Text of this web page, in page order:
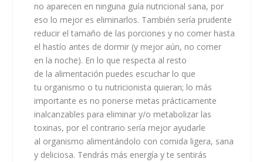
no aparecen en ninguna guía nutricional sana, por
eso lo mejor es eliminarlos. También sería prudente
reducir el tamaño de las porciones y no comer hasta
el hastío antes de dormir (y mejor aún, no comer
en la noche). En lo que respecta al resto
de la alimentación puedes escuchar lo que
tu organismo o tu nutricionista quieran; lo más
importante es no ponerse metas prácticamente
inalcanzables para eliminar y/o metabolizar las
toxinas, por el contrario sería mejor ayudarle
al organismo alimentándolo con comida ligera, sana
y deliciosa. Tendrás más energía y te sentirás